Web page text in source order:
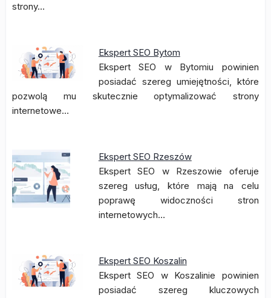
strony…
Ekspert SEO Bytom
Ekspert SEO w Bytomiu powinien
posiadać szereg umiejętności, które
pozwolą mu skutecznie optymalizować strony
internetowe…
Ekspert SEO Rzeszów
Ekspert SEO w Rzeszowie oferuje
szereg usług, które mają na celu
poprawę widoczności stron
internetowych…
Ekspert SEO Koszalin
Ekspert SEO w Koszalinie powinien
posiadać szereg kluczowych